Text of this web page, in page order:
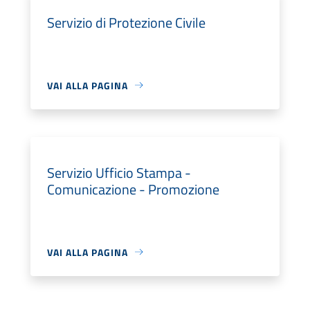
Servizio di Protezione Civile
VAI ALLA PAGINA
Servizio Ufficio Stampa -
Comunicazione - Promozione
VAI ALLA PAGINA